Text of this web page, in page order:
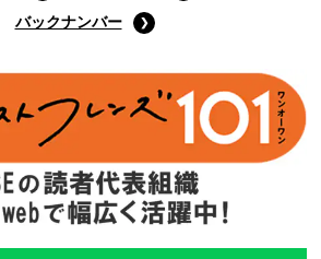
Amazonで購入する
告
年間定期購読
バックナンバー